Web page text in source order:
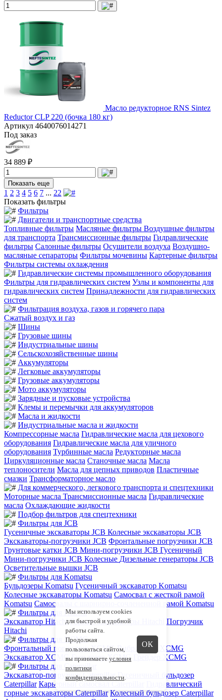
Масло редукторное RNS Sintez
Reductor CLP 220 (бочка 180 кг)
Артикул 4640076014271
Под заказ
34 889 ₽
Показать еще
1 2 3 4 5 6 7 ... 22
Показать фильтры
Фильтры
Двигатели и транспортные средства
Топливные фильтры Масляные фильтры Воздушные фильтры
для транспорта Трансмиссионные фильтры Гидравлические
фильтры Салонные фильтры Осушители воздуха Воздушно-
масляные сепараторы Фильтры мочевины Картерные фильтры
Фильтры системы охлаждения
Гидравлические системы промышленного оборудования
Фильтры для гидравлических систем Узлы и компоненты для
гидравлических систем Принадлежности для гидравлических
систем
Фильтрация воздуха, газов и горячего пара
Сжатый воздух и газ
Шины
Грузовые шины
Индустриальные шины
Сельскохозяйственные шины
Аккумуляторы
Легковые аккумуляторы
Грузовые аккумуляторы
Мото аккумуляторы
Зарядные и пусковые устройства
Клемы и перемычки для аккумуляторов
Масла и жидкости
Индустриальные масла и жидкости
Компрессорные масла Гидравлические масла для цехового
оборудования Гидравлические масла для уличного
оборудования Турбинные масла Редукторные масла
Циркуляционные масла Станочные масла Масла
теплоносители Масла для цепных приводов Пластичные
смазки Трансформаторное масло
Для коммерческого, легкового транспорта и спецтехники
Моторные масла Трансмиссионные масла Гидравлические
масла Охлаждающие жидкости
Подбор фильтров для спецтехники
Фильтры для JCB
Гусеничные экскаваторы JCB Колесные экскаваторы JCB
Экскаваторы-погрузчики JCB Фронтальные погрузчики JCB
Грунтовые катки JCB Мини-погрузчики JCB Гусеничный
Мини-погрузчики JCB Колесные Дизельные генераторы JCB
Осветительные вышки JCB
Фильтры для Komatsu
Бульдозеры Komatsu Гусеничный экскаватор Komatsu
Колесные экскаваторы Komatsu Самосвал с жесткой рамой
Komatsu Самосвалы с шарнирно-сочлененной рамой Komatsu
Фильтры для Hitachi
Экскаватор Hitachi Горные экскаваторы Hitachi
Погрузчик
Hitachi
Фильтры для XCMG
Фронтальный погрузчик XCMG Виброкаток XCMG
Экскаватор XCMG Бульдозер XCMG
Грейдер XCMG
Фильтры для Caterpillar
Экскаватор-погрузчик Caterpillar Гусеничный бульдозер
Caterpillar Карьерный самосвал Caterpillar
Гидравлический
горные экскаваторы Caterpillar Колесный бульдозер Caterpillar
Мы используем cookies
для быстрой и удобной
работы сайта.
Продолжая
пользоваться сайтом,
вы принимаете условия
политики
конфиденциальности.
ОК